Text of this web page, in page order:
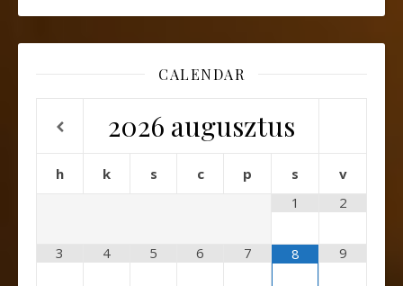
CALENDAR
2026 augusztus
h k s c p s
v
1
2
3 4 5 6 7 8 9